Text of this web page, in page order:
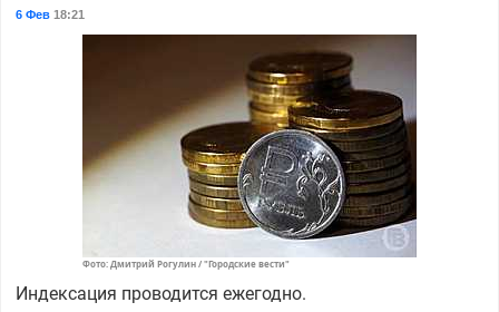
6 Фев18:21
Фото: Дмитрий Рогулин / "Городские вести"
Индексация проводится ежегодно.